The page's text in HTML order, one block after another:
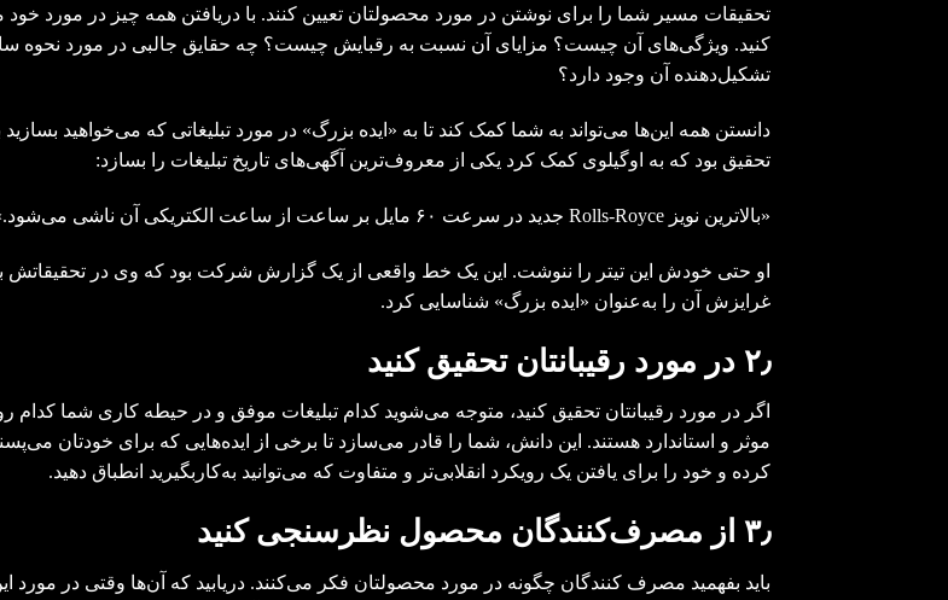
تحقیقات مسیر شما را برای نوشتن در مورد محصولتان تعیین کنند. با دریافتن همه‌ چیز در مورد
کنید. ویژگی‌های آن چیست؟ مزایای آن نسبت به رقبایش چیست؟ چه حقایق جالبی در مورد نحوه
تشکیل‌دهنده آن وجود دارد؟
دانستن همه این‌ها می‌تواند به شما کمک کند تا به «ایده بزرگ» در مورد تبلیغاتی که می‌خواهید بسازید
تحقیق بود که به اوگیلوی کمک کرد یکی از معروف‌ترین آگهی‌های تاریخ تبلیغات را بسازد:
«بالاترین نویز Rolls-Royce جدید در سرعت ۶۰ مایل بر ساعت از ساعت الکتریکی آن ناشی می‌شود.»
او حتی خودش این تیتر را ننوشت. این یک خط واقعی از یک گزارش شرکت بود که وی در تحقیقاتش
غرایزش آن را به‌عنوان «ایده بزرگ» شناسایی کرد.
۲٫ در مورد رقیبانتان تحقیق کنید
اگر در مورد رقیبانتان تحقیق کنید، متوجه می‌شوید کدام تبلیغات موفق و در حیطه کاری شما کدام
موثر و استاندارد هستند. این دانش، شما را قادر می‌سازد تا برخی از ایده‌هایی که برای خودتان
کرده و خود را برای یافتن یک رویکرد انقلابی‌تر و متفاوت که می‌توانید به‌کاربگیرید انطباق دهید.
۳٫ از مصرف‌کنندگان محصول نظرسنجی کنید
باید بفهمید مصرف کنندگان چگونه در مورد محصولتان فکر می‌کنند. دریابید که آن‌ها وقتی در